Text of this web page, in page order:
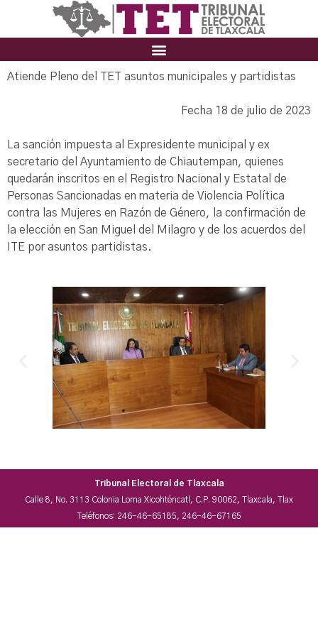
Atiende Pleno del TET asuntos municipales y partidistas
Fecha 18 de julio de 2023
La sanción impuesta al Expresidente municipal y ex
secretario del Ayuntamiento de Chiautempan, quienes
quedarán inscritos en el Registro Nacional y Estatal de
Personas Sancionadas en materia de Violencia Política
contra las Mujeres en Razón de Género, la confirmación de
la elección en San Miguel del Milagro y de los acuerdos del
ITE por asuntos partidistas.
Tribunal Electoral de Tlaxcala
Calle 8, No. 3113 Colonia Loma Xicohténcatl, C.P. 90062, Tlaxcala, Tlax
Teléfonos: 246-46-65185, 246-46-67165